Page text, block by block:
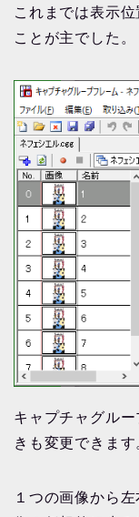
これまでは表示
ことが主でした。
キャプチャグル
きも変更できます
１つの画像から